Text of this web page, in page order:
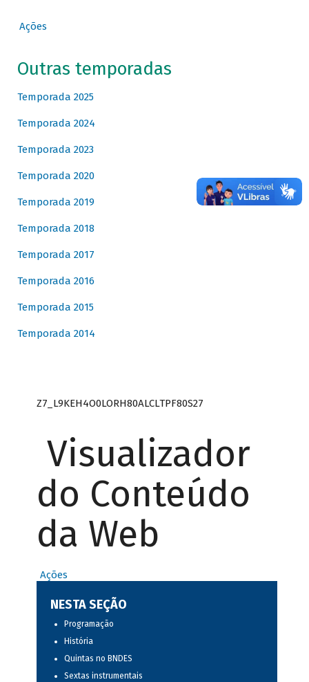
Ações
Outras temporadas
Temporada 2025
Temporada 2024
Temporada 2023
Temporada 2020
Temporada 2019
Temporada 2018
Temporada 2017
Temporada 2016
Temporada 2015
Temporada 2014
Z7_L9KEH4O0LORH80ALCLTPF80S27
Visualizador
do Conteúdo
da Web
Ações
NESTA SEÇÃO
Programação
História
Quintas no BNDES
Sextas instrumentais